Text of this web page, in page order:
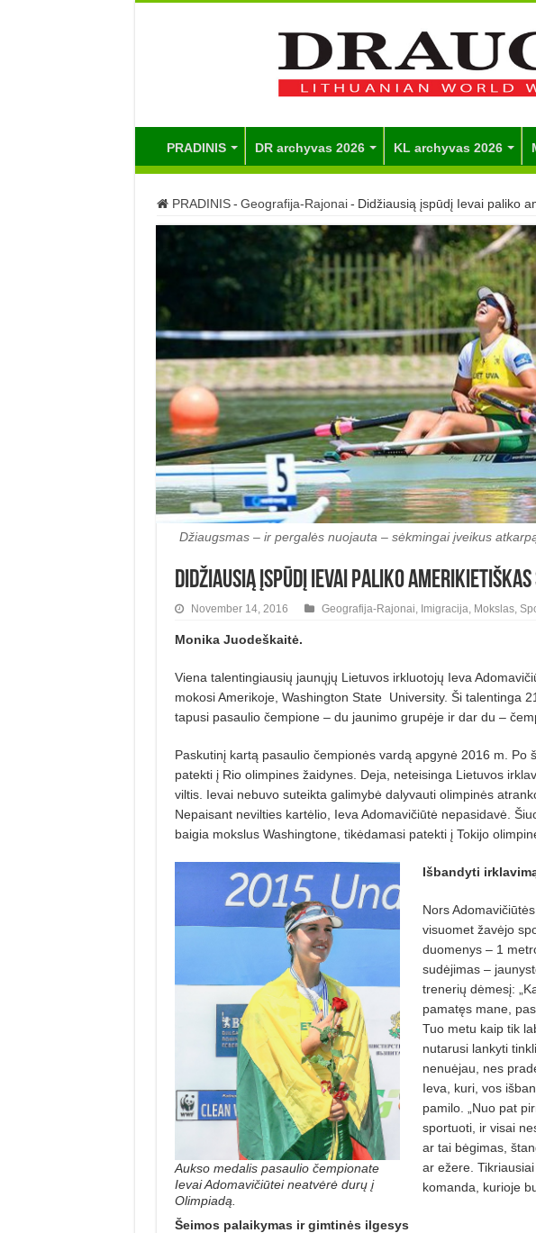
PRADINIS DR archyvas 2026 KL archyvas 2026
PRADINIS - Geografija-Rajonai - Didžiausią įspūdį Ievai paliko
Džiaugsmas – ir pergalės nuojauta – sėkmingai įveikus
Didžiausią įspūdį Ievai paliko
November 14, 2016 Geografija-Rajonai Imigracija Mokslas,
Monika Juodeškaitė.
Viena talentingiausių jaunųjų Lietuvos irkluotojų Ieva
mokosi Amerikoje, Washington State University. Ši talentinga
tapusi pasaulio čempione – du jaunimo grupėje ir dar du –
Paskutinį kartą pasaulio čempionės vardą apgynė 2016 m. Po
patekti į Rio olimpines žaidynes. Deja, neteisinga Lietuvos
viltis. Ievai nebuvo suteikta galimybė dalyvauti olimpinės
Nepaisant nevilties kartėlio, Ieva Adomavičiūtė nepasidavė.
baigia mokslus Washingtone, tikėdamasi patekti į Tokijo
Aukso medalis pasaulio čempionate
Ievai Adomavičiūtei neatvėrė durų į
Olimpiadą.
Išbandyti
Nors
visuomet žavėjo
duomenys – 1
sudėjimas –
trenerių dėmesį:
pamatęs mane,
Tuo metu kaip tik
nutarusi lankyti
nenuėjau, nes
Ieva, kuri, vos
pamilo. „Nuo pat
sportuoti, ir visai
ar tai bėgimas,
ar ežere.
komanda, kurioje
Šeimos palaikymas ir gimtinės ilgesys